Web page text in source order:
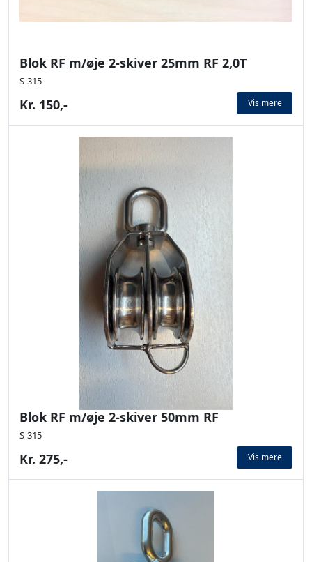
Blok RF m/øje 2-skiver 25mm RF 2,0T
S-315
Kr. 150,- Vis mere
Blok RF m/øje 2-skiver 50mm RF
S-315
Kr. 275,- Vis mere